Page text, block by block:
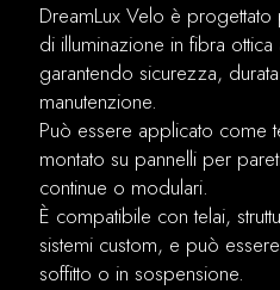
DreamLux Velo è
di illuminazione in fibra
garantendo sicurezza,
manutenzione.
Può essere applicato come
montato su pannelli per
continue o modulari.
È compatibile con telai,
sistemi custom, e può
soffitto o in sospensione.